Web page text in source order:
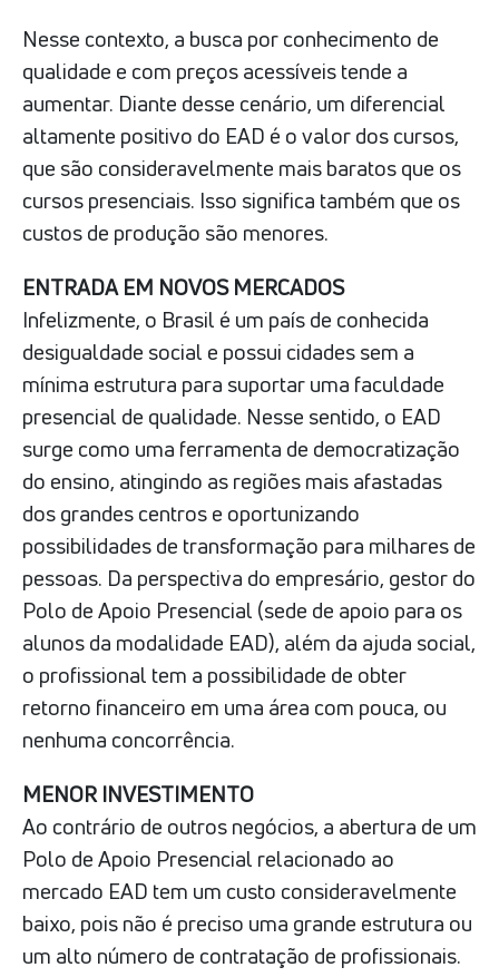
Nesse contexto, a busca por conhecimento de
qualidade e com preços acessíveis tende a
aumentar. Diante desse cenário, um diferencial
altamente positivo do EAD é o valor dos cursos,
que são consideravelmente mais baratos que os
cursos presenciais. Isso significa também que os
custos de produção são menores.
ENTRADA EM NOVOS MERCADOS
Infelizmente, o Brasil é um país de conhecida
desigualdade social e possui cidades sem a
mínima estrutura para suportar uma faculdade
presencial de qualidade. Nesse sentido, o EAD
surge como uma ferramenta de democratização
do ensino, atingindo as regiões mais afastadas
dos grandes centros e oportunizando
possibilidades de transformação para milhares de
pessoas. Da perspectiva do empresário, gestor do
Polo de Apoio Presencial (sede de apoio para os
alunos da modalidade EAD), além da ajuda social,
o profissional tem a possibilidade de obter
retorno financeiro em uma área com pouca, ou
nenhuma concorrência.
MENOR INVESTIMENTO
Ao contrário de outros negócios, a abertura de um
Polo de Apoio Presencial relacionado ao
mercado EAD tem um custo consideravelmente
baixo, pois não é preciso uma grande estrutura ou
um alto número de contratação de profissionais.